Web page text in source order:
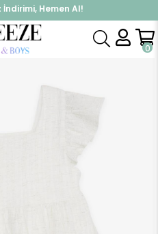
Hemen Al!
Kap, Hemen Üye Ol!
0
Yazlık Elbise Kız Çocuk Elbise Kolları Fırfırlı Fermuarlı Ekru (9 Yaş)